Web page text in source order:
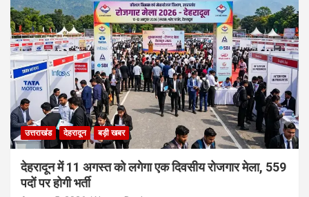
उत्तराखंड देहरादून बड़ी खबर
​देहरादून में 11 अगस्त को लगेगा एक दिवसीय रोजगार मेला, 559
पदों पर होगी भर्ती